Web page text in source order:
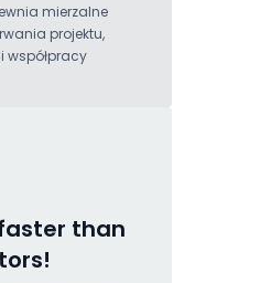
mierzalne
projektu,
współpracy
than